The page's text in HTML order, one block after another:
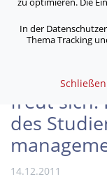
wurde graduiert
Der ASB
freut sich:
des
14.12.2011
In der
Thema Tracking
Schließen